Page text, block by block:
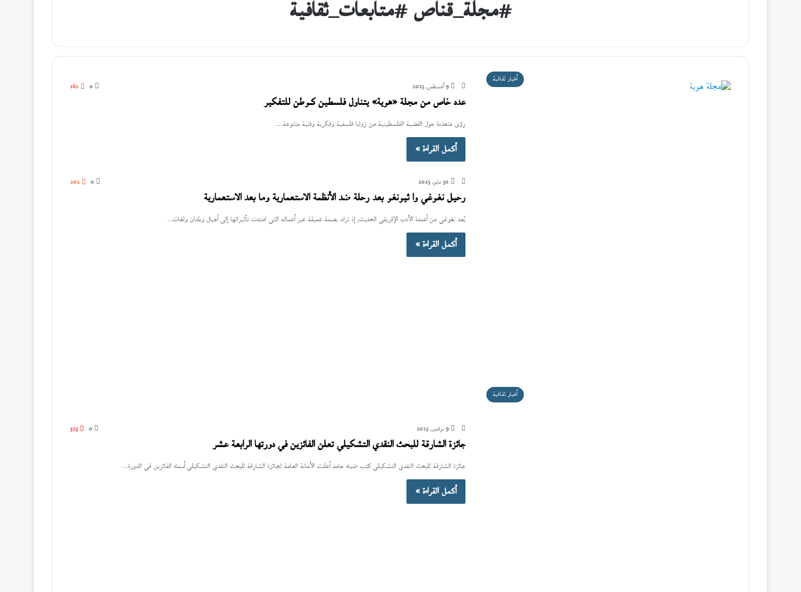
#مجلة_قناص #متابعات_ثقافية
أخبار ثقافية
9 أغسطس، 2025 0
162
عدد خاص من مجلة «هوية» يتناول فلسطين كـوطن للتفكير
رؤى متعددة حول القضية الفلسطينية من زوايا فلسفية وفكرية وفنية متنوعة ...
أكمل القراءة »
أخبار ثقافية
30 مايو، 2025 0
202
رحيل نغوغي وا ثيونغو بعد رحلة ضد الأنظمة الاستعمارية وما بعد الاستعمارية
يُعد نغوغي من أعمدة الأدب الإفريقي الحديث، إذ ترك بصمة عميقة عبر أعماله التي امتدت تأثيراتها إلى أجيال وبلدان ولغات…
أكمل القراءة »
9 نوفمبر، 2023 0
323
جائزة الشارقة للبحث النقدي التشكيلي تعلن الفائزين في دورتها الرابعة عشر
جائزة الشارقة للبحث النقدي التشكيلي كتب ضياء حامد أعلنت الأمانة العامة لجائزة الشارقة للبحث النقدي التشكيلي أسماء الفائزين في الدورة…
أكمل القراءة »